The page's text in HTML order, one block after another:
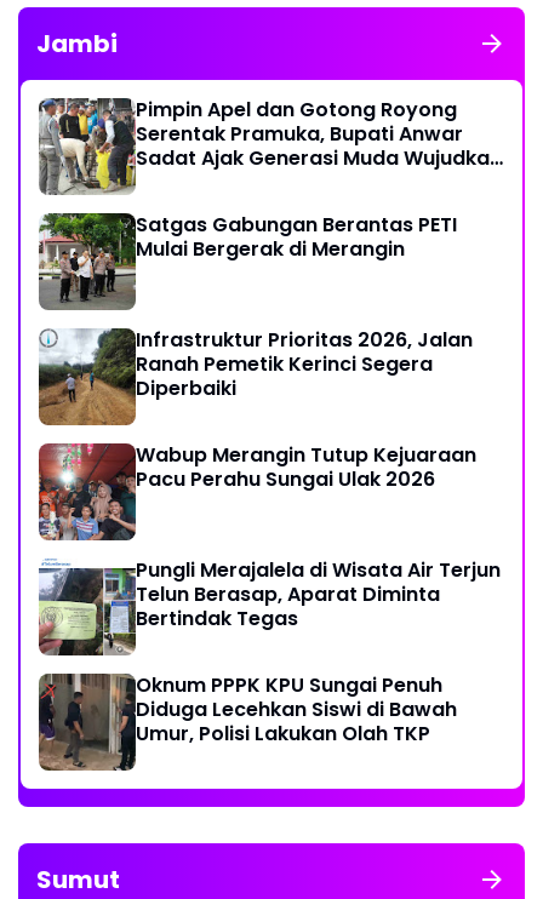
Jambi
Pimpin Apel dan Gotong Royong
Serentak Pramuka, Bupati Anwar
Sadat Ajak Generasi Muda Wujudkan
Satgas Gabungan Berantas PETI
Mulai Bergerak di Merangin
Infrastruktur Prioritas 2026, Jalan
Ranah Pemetik Kerinci Segera
Diperbaiki
Wabup Merangin Tutup Kejuaraan
Pacu Perahu Sungai Ulak 2026
Pungli Merajalela di Wisata Air Terjun
Telun Berasap, Aparat Diminta
Bertindak Tegas
Oknum PPPK KPU Sungai Penuh
Diduga Lecehkan Siswi di Bawah
Umur, Polisi Lakukan Olah TKP
Sumut